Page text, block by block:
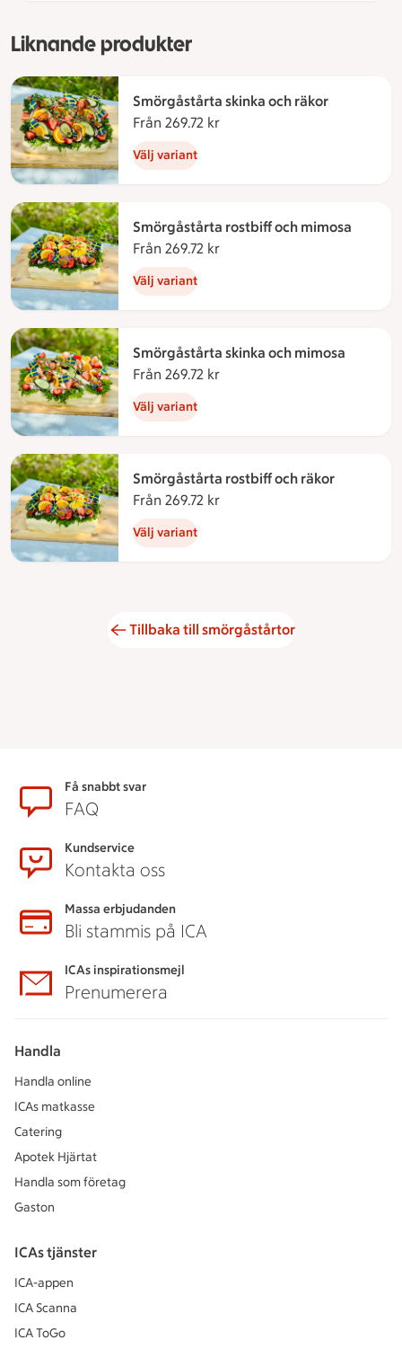
Liknande produkter
Smörgåstårta skinka och räkor
Från 269.72 kr
Välj variant
Smörgåstårta rostbiff och mimosa
Från 269.72 kr
Välj variant
Smörgåstårta skinka och mimosa
Från 269.72 kr
Välj variant
Smörgåstårta rostbiff och räkor
Från 269.72 kr
Välj variant
Tillbaka till smörgåstårtor
SidfotFå snabbt svar
FAQ
Kundservice
Kontakta oss
Massa erbjudanden
Bli stammis på ICA
ICAs inspirationsmejl
Prenumerera
Handla
Handla online
ICAs matkasse
Catering
Apotek Hjärtat
Handla som företag
Gaston
ICAs tjänster
ICA-appen
ICA Scanna
ICA ToGo